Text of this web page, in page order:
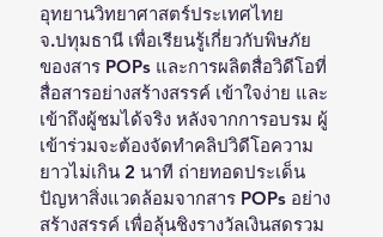
อุทยานวิทยาศาสตร์ประเทศไทย
จ.ปทุมธานี เพื่อเรียนรู้เกี่ยวกับพิษภัย
ของสาร POPs และการผลิตสื่อวิดีโอที่
สื่อสารอย่างสร้างสรรค์ เข้าใจง่าย และ
เข้าถึงผู้ชมได้จริง หลังจากการอบรม ผู้
เข้าร่วมจะต้องจัดทำคลิปวิดีโอความ
ยาวไม่เกิน 2 นาที ถ่ายทอดประเด็น
ปัญหาสิ่งแวดล้อมจากสาร POPs อย่าง
สร้างสรรค์ เพื่อลุ้นชิงรางวัลเงินสดรวม